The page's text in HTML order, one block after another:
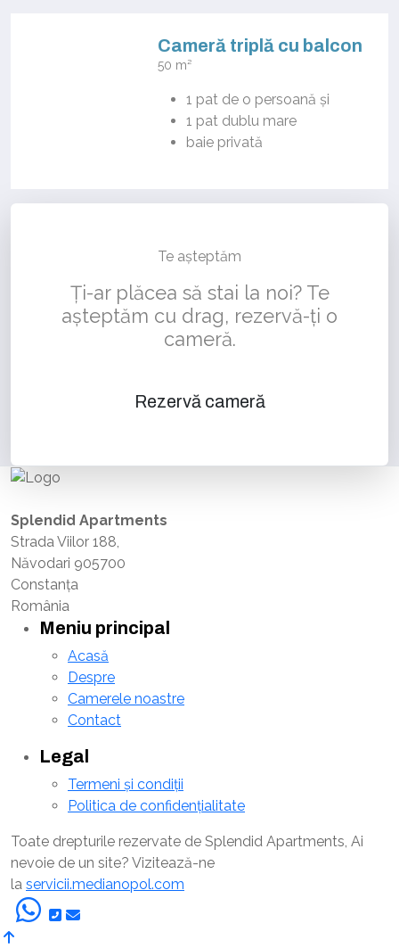
Cameră triplă cu balcon
50 m²
1 pat de o persoanăși
1 pat dublu mare
baie privată
Te așteptăm
Ți-ar plăcea să stai la noi? Te
așteptăm cu drag, rezervă-ți o
cameră.
Rezervă cameră
Splendid Apartments
Strada Viilor 188,
Năvodari 905700
Constanța
România
Meniu principal
Acasă
Despre
Camerele noastre
Contact
Legal
Termeni și condiții
Politica de confidențialitate
Toate drepturile rezervate de Splendid Apartments, Ai
nevoie de un site? Vizitează-ne
la servicii.medianopol.com